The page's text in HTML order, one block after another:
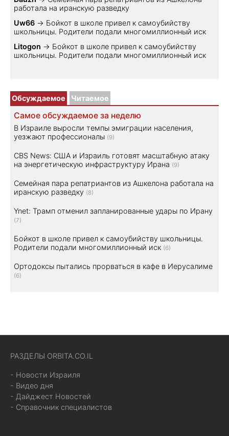
работала на иранскую разведку
Uw66 → Бойкот в школе привел к самоубийству
школьницы. Родители подали многомиллионный иск
Litogon → Бойкот в школе привел к самоубийству
школьницы. Родители подали многомиллионный иск
Обсуждаемое Читаемое
Самое обсуждаемое за неделю
В Израиле выросли темпы эмиграции населения,
уезжают профессионалы (9)
CBS News: США и Израиль готовят масштабную атаку
на энергетическую инфраструктуру Ирана (9)
Семейная пара репатриантов из Ашкелона работала на
иранскую разведку (8)
Ynet: Трамп отменил запланированные удары по Ирану
(7)
Бойкот в школе привел к самоубийству школьницы.
Родители подали многомиллионный иск (6)
Ортодоксы пытались прорваться в кафе в Иерусалиме
(6)
РАЗДЕЛЫ ORBITA.CO.IL
- Новости Израиля
- Видео дня
- Дайджест Новостей
- Справочник специалистов